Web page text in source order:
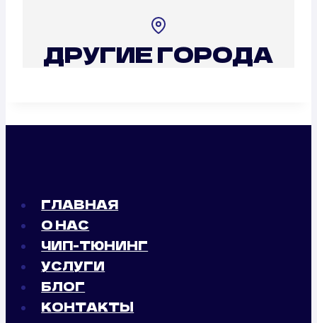
ДРУГИЕ ГОРОДА
ГЛАВНАЯ
О НАС
ЧИП-ТЮНИНГ
УСЛУГИ
БЛОГ
КОНТАКТЫ